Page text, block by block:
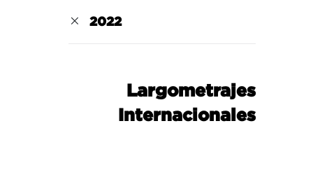
2022
Largometrajes
Internacionales